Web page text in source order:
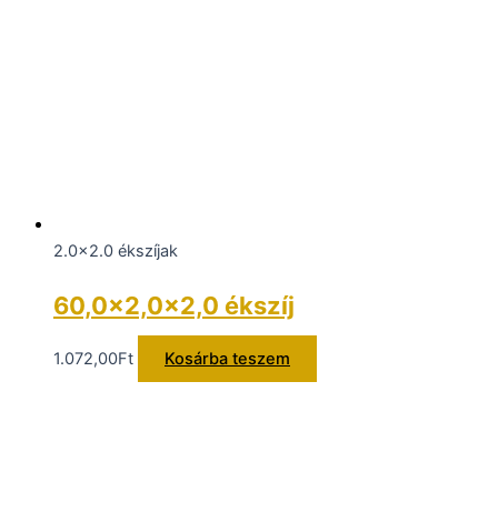
2.0x2.0 ékszíjak
60,0×2,0×2,0 ékszíj
1.072,00Ft Kosárba teszem